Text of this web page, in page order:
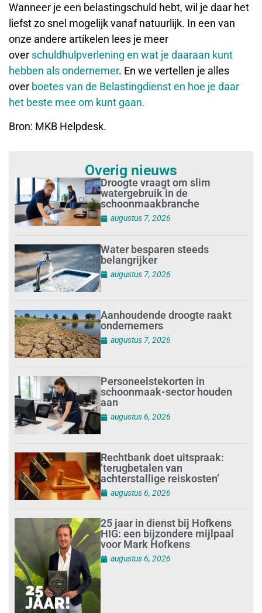
Wanneer je een belastingschuld hebt, wil je daar het
liefst zo snel mogelijk vanaf natuurlijk. In een van
onze andere artikelen lees je meer
over schuldhulpverlening en wat je daaraan kunt
hebben als ondernemer. En we vertellen je alles
over boetes van de Belastingdienst en hoe je daar
het beste mee om kunt gaan.
Bron: MKB Helpdesk.
Overig nieuws
Droogte vraagt om slim
watergebruik in de
schoonmaakbranche
augustus 7, 2026
Water besparen steeds
belangrijker
augustus 7, 2026
Aanhoudende droogte raakt
ondernemers
augustus 7, 2026
Personeelstekorten in
schoonmaak-sector houden
aan
augustus 6, 2026
Rechtbank doet uitspraak:
’terugbetalen van
achterstallige reiskosten’
augustus 6, 2026
25 jaar in dienst bij Hofkens
HIG: een bijzondere mijlpaal
voor Mark Hofkens
augustus 6, 2026